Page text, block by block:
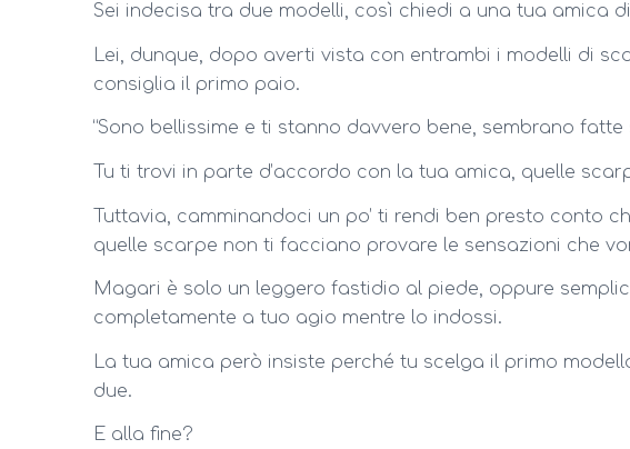
Sei indecisa tra due modelli, così chiedi a una tua amica
Lei, dunque, dopo averti vista con entrambi i modelli di
consiglia il primo paio.
“Sono bellissime e ti stanno davvero bene, sembrano fatte
Tu ti trovi in parte d’accordo con la tua amica, quelle
Tuttavia, camminandoci un po’ ti rendi ben presto conto
quelle scarpe non ti facciano provare le sensazioni che
Magari è solo un leggero fastidio al piede, oppure
completamente a tuo agio mentre lo indossi.
La tua amica però insiste perché tu scelga il primo
due.
E alla fine?